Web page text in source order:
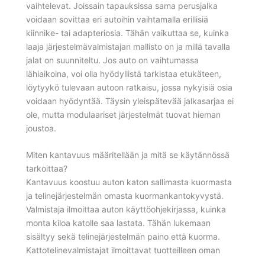
vaihtelevat. Joissain tapauksissa sama perusjalka
voidaan sovittaa eri autoihin vaihtamalla erillisiä
kiinnike- tai adapteriosia. Tähän vaikuttaa se, kuinka
laaja järjestelmävalmistajan mallisto on ja millä tavalla
jalat on suunniteltu. Jos auto on vaihtumassa
lähiaikoina, voi olla hyödyllistä tarkistaa etukäteen,
löytyykö tulevaan autoon ratkaisu, jossa nykyisiä osia
voidaan hyödyntää. Täysin yleispätevää jalkasarjaa ei
ole, mutta modulaariset järjestelmät tuovat hieman
joustoa.
Miten kantavuus määritellään ja mitä se käytännössä
tarkoittaa?
Kantavuus koostuu auton katon sallimasta kuormasta
ja telinejärjestelmän omasta kuormankantokyvystä.
Valmistaja ilmoittaa auton käyttöohjekirjassa, kuinka
monta kiloa katolle saa lastata. Tähän lukemaan
sisältyy sekä telinejärjestelmän paino että kuorma.
Kattotelinevalmistajat ilmoittavat tuotteilleen oman